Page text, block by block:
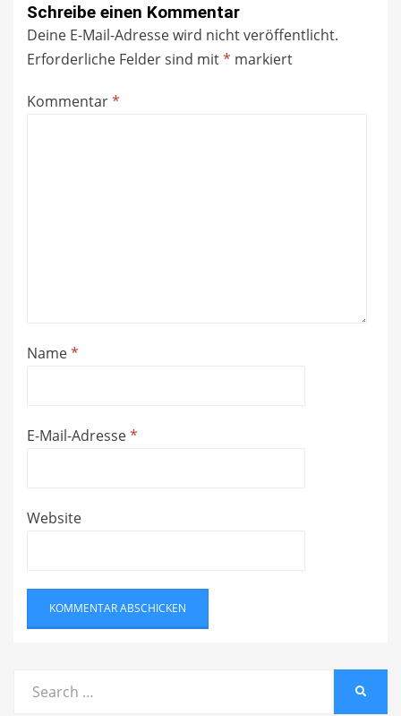
Schreibe einen Kommentar
Deine E-Mail-Adresse wird nicht veröffentlicht.
Erforderliche Felder sind mit* markiert
Kommentar*
Name*
E-Mail-Adresse*
Website
for: